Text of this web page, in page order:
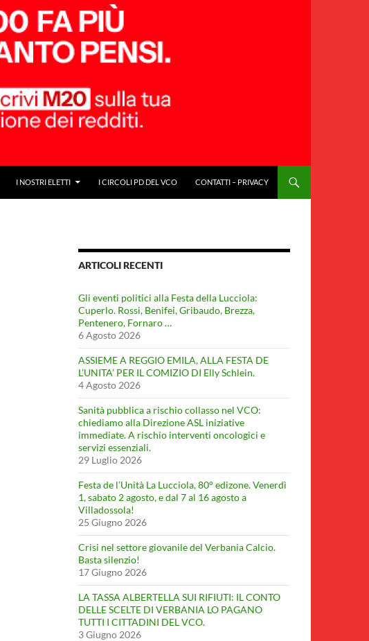
I NOSTRI ELETTI I CIRCOLI PD DEL VCO CONTATTI – PRIVACY
ARTICOLI RECENTI
Gli eventi politici alla Festa della Lucciola:
Cuperlo. Rossi, Benifei, Gribaudo, Brezza,
Pentenero, Fornaro …
6 Agosto 2026
ASSIEME A REGGIO EMILA, ALLA FESTA DE
L’UNITA’ PER IL COMIZIO DI Elly Schlein.
4 Agosto 2026
Sanità pubblica a rischio collasso nel VCO:
chiediamo alla Direzione ASL iniziative
immediate. A rischio interventi oncologici e
servizi essenziali.
29 Luglio 2026
Festa de l’Unità La Lucciola, 80° edizone. Venerdì
1, sabato 2 agosto, e dal 7 al 16 agosto a
Villadossola!
25 Giugno 2026
Crisi nel settore giovanile del Verbania Calcio.
Basta silenzio!
17 Giugno 2026
LA TASSA ALBERTELLA SUI RIFIUTI: IL CONTO
DELLE SCELTE DI VERBANIA LO PAGANO
TUTTI I CITTADINI DEL VCO.
3 Giugno 2026